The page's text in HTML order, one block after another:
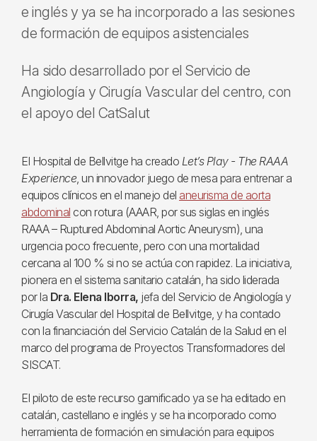
e inglés y ya se ha incorporado a las sesiones
de formación de equipos asistenciales
Ha sido desarrollado por el Servicio de
Angiología y Cirugía Vascular del centro, con
el apoyo del CatSalut
El Hospital de Bellvitge ha creado Let’s Play - The RAAA
Experience, un innovador juego de mesa para entrenar a
equipos clínicos en el manejo del aneurisma de aorta
abdominal con rotura (AAAR, por sus siglas en inglés
RAAA – Ruptured Abdominal Aortic Aneurysm), una
urgencia poco frecuente, pero con una mortalidad
cercana al 100 % si no se actúa con rapidez. La iniciativa,
pionera en el sistema sanitario catalán, ha sido liderada
por la Dra. Elena Iborra, jefa del Servicio de Angiología y
Cirugía Vascular del Hospital de Bellvitge, y ha contado
con la financiación del Servicio Catalán de la Salud en el
marco del programa de Proyectos Transformadores del
SISCAT.
El piloto de este recurso gamificado ya se ha editado en
catalán, castellano e inglés y se ha incorporado como
herramienta de formación en simulación para equipos